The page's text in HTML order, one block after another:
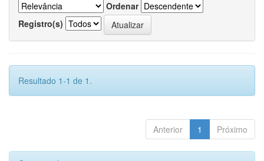
Ordenar
Registro(s)
Resultado 1-1 de 1.
Anterior 1 Próximo